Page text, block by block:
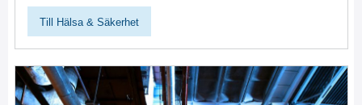
Till Hälsa & Säkerhet